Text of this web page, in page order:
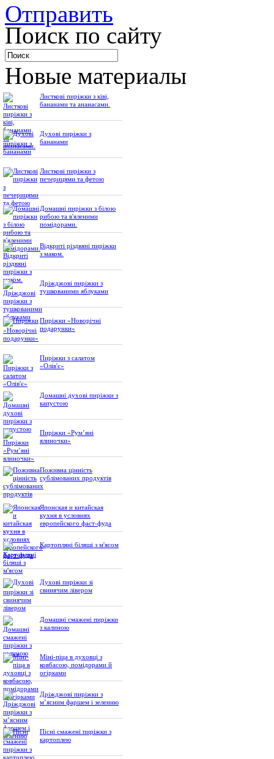
Отправить
Поиск по сайту
Новые материалы
Листкові пиріжки з ківі,
бананами та ананасами.
Духові пиріжки з
бананами
Листкові пиріжки з
печерицями та фетою
Домашні пиріжки з білою
рибою та в'яленими
помідорами.
Відкриті різдвяні пиріжки
з маком.
Дріжджові пиріжки з
тушкованими яблуками
Пиріжки «Новорічні
подарунки»
Пиріжки з салатом
«Олів'є»
Домашні духові пиріжки з
капустою
Пиріжки «Рум’яні
ялиночки»
Поживна цінність
сублімованих продуктів
Японская и китайская
кухня в условиях
европейского фаст-фуда
Картопляні біляші з м'ясом
Духові пиріжки зі
свинячим лівером
Домашні смажені пиріжки
з калиною
Міні-піца в духовці з
ковбасою, помідорами й
огірками
Дріжджові пиріжки з
м’ясним фаршем і зеленню
Пісні смажені пиріжки з
картоплею